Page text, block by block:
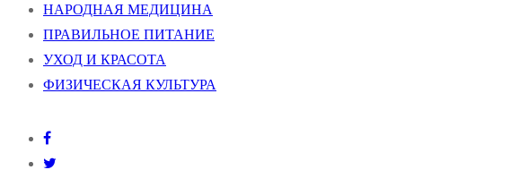
НАРОДНАЯ МЕДИЦИНА
ПРАВИЛЬНОЕ ПИТАНИЕ
УХОД И КРАСОТА
ФИЗИЧЕСКАЯ КУЛЬТУРА